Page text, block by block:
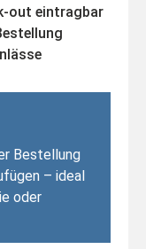
out eintragbar
Bestellung
– ideal
oder